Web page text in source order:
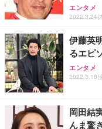
エンタメ
2022.3.24(
伊藤英
るエピ
エンタメ
2022.3.18(
岡田結
んま驚